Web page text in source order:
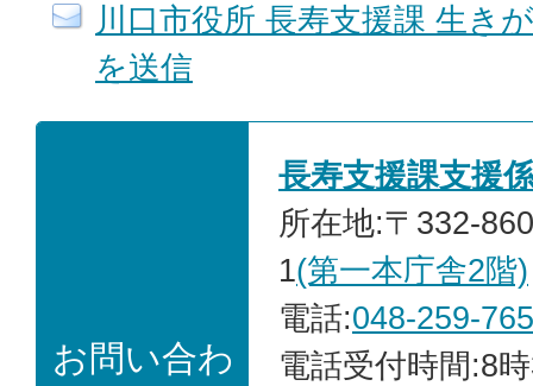
川口市役所 長寿支援課 生き
を送信
お問い合わ
長寿支援課支援
所在地:〒332-
1(第一本庁舎2階)
電話:048-259-
電話受付時間:8